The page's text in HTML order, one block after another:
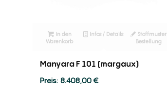
In den
Warenkorb
Infos / Details
Stoffmuster
Bestellung
Manyara F 101 (margaux)
8.408,00€